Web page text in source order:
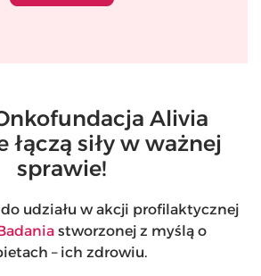
Alivia
łączą siły w ważnej
sprawie!
udziału w akcji profilaktycznej
stworzonej z myślą o
– ich zdrowiu.